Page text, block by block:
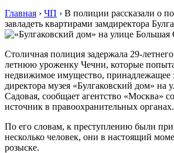
Главная › ЧП › В полиции рассказали о
завладеть квартирами замдиректора
Столичная полиция задержала 29-
летнюю уроженку Чечни, которые
недвижимое имущество, принадлежащее
директора музея «Булгаковский дом» на
Садовая, сообщает агентство «Москва»
источник в правоохранительных органах.
По его словам, к преступлению были
несколько человек, они в настоящий
розыске.